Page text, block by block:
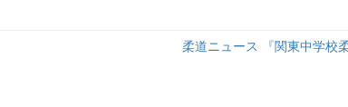
柔道ニュース 『関東中学校